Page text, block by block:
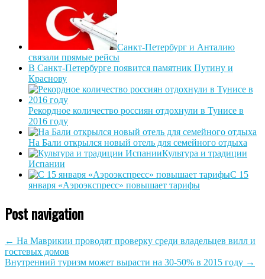
Санкт-Петербург и Анталию
связали прямые рейсы
В Санкт-Петербурге появится памятник Путину и
Краснову
Рекордное количество россиян отдохнули в Тунисе в
2016 году
На Бали открылся новый отель для семейного отдыха
Культура и традиции
Испании
С 15
января «Аэроэкспресс» повышает тарифы
Post navigation
← На Маврикии проводят проверку среди владельцев вилл и
гостевых домов
Внутренний туризм может вырасти на 30-50% в 2015 году →